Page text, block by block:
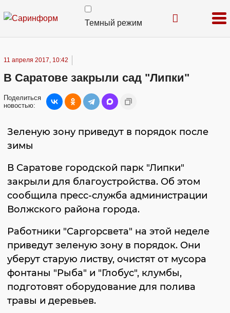
Темный режим
11 апреля 2017, 10:42
В Саратове закрыли сад "Липки"
Поделиться
новостью:
Зеленую зону приведут в порядок после
зимы
В Саратове городской парк "Липки"
закрыли для благоустройства. Об этом
сообщила пресс-служба администрации
Волжского района города.
Работники "Саргорсвета" на этой неделе
приведут зеленую зону в порядок. Они
уберут старую листву, очистят от мусора
фонтаны "Рыба" и "Глобус", клумбы,
подготовят оборудование для полива
травы и деревьев.